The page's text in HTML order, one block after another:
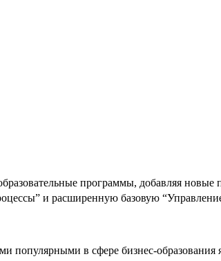
программы, добавляя
и расширенную базовую
популярными в сфере бизнес-образования